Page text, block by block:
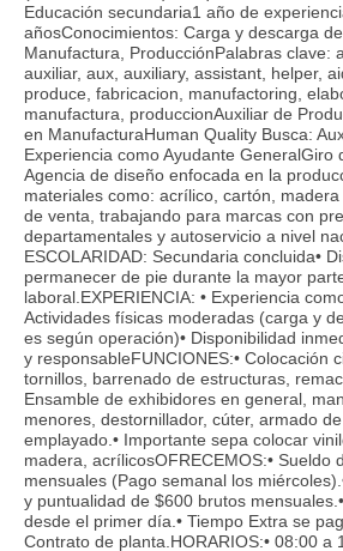
Educación secundaria1 año de
añosConocimientos: Carga y descarga
Manufactura, ProducciónPalabras clave:
auxiliar, aux, auxiliary, assistant, helper,
produce, fabricacion, manufactoring,
manufactura, produccionAuxiliar de
en ManufacturaHuman Quality Busca:
Experiencia como Ayudante GeneralGiro
Agencia de diseño enfocada en la
materiales como: acrílico, cartón,
de venta, trabajando para marcas con
departamentales y autoservicio a nivel
ESCOLARIDAD: Secundaria concluida•
permanecer de pie durante la mayor
laboral.EXPERIENCIA: • Experiencia
Actividades físicas moderadas (carga y
es según operación)• Disponibilidad
y responsableFUNCIONES:• Colocación
tornillos, barrenado de estructuras,
Ensamble de exhibidores en general,
menores, destornillador, cúter, armado
emplayado.• Importante sepa colocar
madera, acrílicosOFRECEMOS:• Sueldo
mensuales (Pago semanal los
y puntualidad de $600 brutos
desde el primer día.• Tiempo Extra se
Contrato de planta.HORARIOS:• 08:00 a